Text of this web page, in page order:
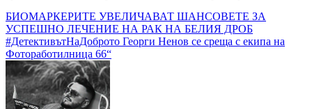
Навигация
БИОМАРКЕРИТЕ УВЕЛИЧАВАТ ШАНСОВЕТЕ ЗА
УСПЕШНО ЛЕЧЕНИЕ НА РАК НА БЕЛИЯ ДРОБ
#ДетективътНаДоброто Георги Ненов се среща с екипа на
Фотоработилница 66“